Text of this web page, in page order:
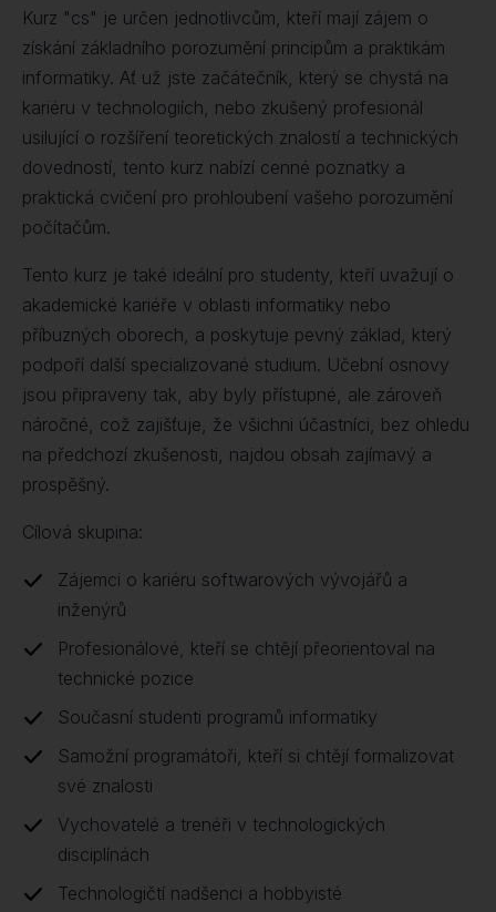
Kurz "cs" je určen jednotlivcům, kteří mají zájem o
získání základního porozumění principům a praktikám
informatiky. Ať už jste začátečník, který se chystá na
kariéru v technologiích, nebo zkušený profesionál
usilující o rozšíření teoretických znalostí a technických
dovedností, tento kurz nabízí cenné poznatky a
praktická cvičení pro prohloubení vašeho porozumění
počítačům.
Tento kurz je také ideální pro studenty, kteří uvažují o
akademické kariéře v oblasti informatiky nebo
příbuzných oborech, a poskytuje pevný základ, který
podpoří další specializované studium. Učební osnovy
jsou připraveny tak, aby byly přístupné, ale zároveň
náročné, což zajišťuje, že všichni účastníci, bez ohledu
na předchozí zkušenosti, najdou obsah zajímavý a
prospěšný.
Cílová skupina:
Zájemci o kariéru softwarových vývojářů a
inženýrů
Profesionálové, kteří se chtějí přeorientoval na
technické pozice
Současní studenti programů informatiky
Samožní programátoři, kteří si chtějí formalizovat
své znalosti
Vychovatelé a trenéři v technologických
disciplínách
Technologičtí nadšenci a hobbyisté